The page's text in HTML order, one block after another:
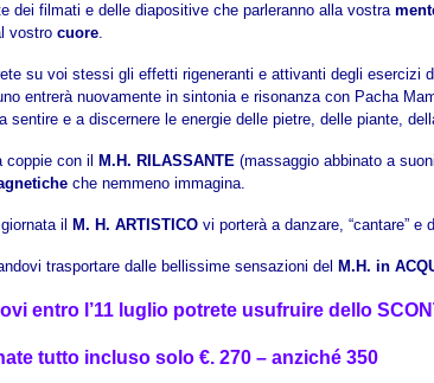
dei filmati e delle diapositive che parleranno alla vostra
vostro cuore.
su voi stessi gli effetti rigeneranti e attivanti degli esercizi
entrerà nuovamente in sintonia e risonanza con Pacha
sentire e a discernere le energie delle pietre, delle piante,
coppie con il M.H. RILASSANTE (massaggio abbinato a
che nemmeno immagina.
il M. H. ARTISTICO vi porterà a danzare, “cantare” e
trasportare dalle bellissime sensazioni del M.H. in
entro l’11 luglio potrete usufruire dello
tutto incluso solo €. 270 – anziché 350